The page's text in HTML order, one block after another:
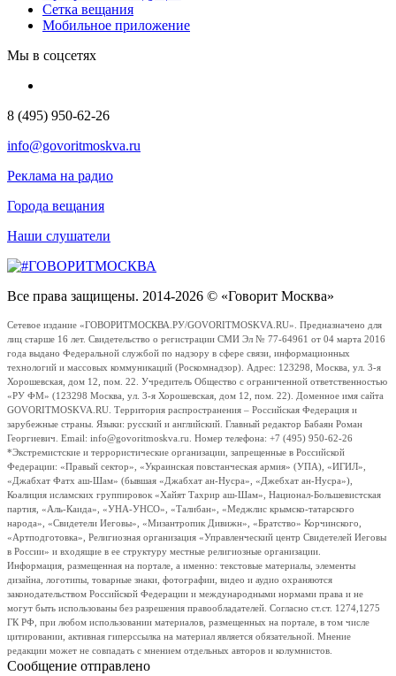
Сетка вещания
Мобильное приложение
Мы в соцсетях
8 (495) 950-62-26
info@govoritmoskva.ru
Реклама на радио
Города вещания
Наши слушатели
Все права защищены. 2014-2026 © «Говорит Москва»
Сетевое издание «ГОВОРИТМОСКВА.РУ/GOVORITMOSKVA.RU». Предназначено для
лиц старше 16 лет. Свидетельство о регистрации СМИ Эл № 77-64961 от 04 марта 2016
года выдано Федеральной службой по надзору в сфере связи, информационных
технологий и массовых коммуникаций (Роскомнадзор). Адрес: 123298, Москва, ул. 3-я
Хорошевская, дом 12, пом. 22. Учредитель Общество с ограниченной ответственностью
«РУ ФМ» (123298 Москва, ул. 3-я Хорошевская, дом 12, пом. 22). Доменное имя сайта
GOVORITMOSKVA.RU. Территория распространения – Российская Федерация и
зарубежные страны. Языки: русский и английский. Главный редактор Бабаян Роман
Георгиевич. Email: info@govoritmoskva.ru. Номер телефона: +7 (495) 950-62-26
*Экстремистские и террористические организации, запрещенные в Российской
Федерации: «Правый сектор», «Украинская повстанческая армия» (УПА), «ИГИЛ»,
«Джабхат Фатх аш-Шам» (бывшая «Джабхат ан-Нусра», «Джебхат ан-Нусра»),
Коалиция исламских группировок «Хайят Тахрир аш-Шам», Национал-Большевистская
партия, «Аль-Каида», «УНА-УНСО», «Талибан», «Меджлис крымско-татарского
народа», «Свидетели Иеговы», «Мизантропик Дивижн», «Братство» Корчинского,
«Артподготовка», Религиозная организация «Управленческий центр Свидетелей Иеговы
в России» и входящие в ее структуру местные религиозные организации.
Информация, размещенная на портале, а именно: текстовые материалы, элементы
дизайна, логотипы, товарные знаки, фотографии, видео и аудио охраняются
законодательством Российской Федерации и международными нормами права и не
могут быть использованы без разрешения правообладателей. Согласно ст.ст. 1274,1275
ГК РФ, при любом использовании материалов, размещенных на портале, в том числе
цитировании, активная гиперссылка на материал является обязательной. Мнение
редакции может не совпадать с мнением отдельных авторов и колумнистов.
Сообщение отправлено